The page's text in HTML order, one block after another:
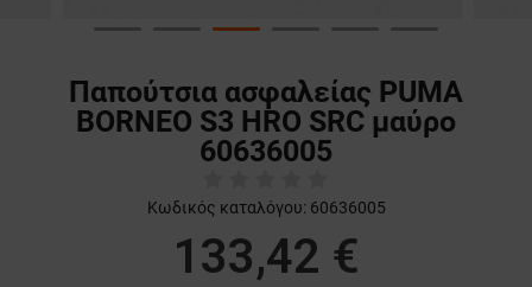
Παπούτσια ασφαλείας PUMA
BORNEO S3 HRO SRC μαύρο
60636005
Κωδικός καταλόγου: 60636005
133,42 €